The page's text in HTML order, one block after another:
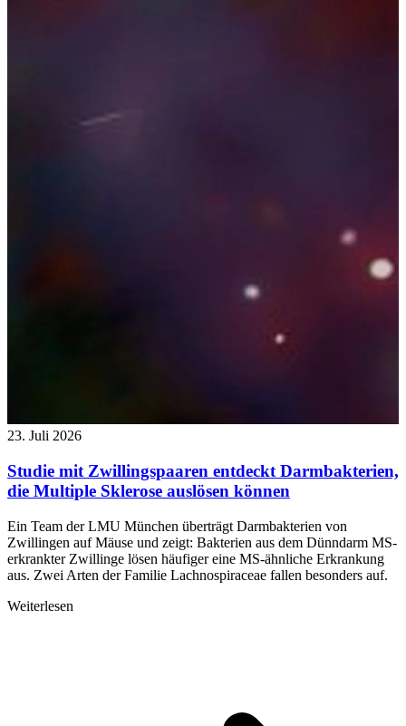
23. Juli 2026
Studie mit Zwillingspaaren entdeckt Darmbakterien,
die Multiple Sklerose auslösen können
Ein Team der LMU München überträgt Darmbakterien von
Zwillingen auf Mäuse und zeigt: Bakterien aus dem Dünndarm MS-
erkrankter Zwillinge lösen häufiger eine MS-ähnliche Erkrankung
aus. Zwei Arten der Familie Lachnospiraceae fallen besonders auf.
Weiterlesen